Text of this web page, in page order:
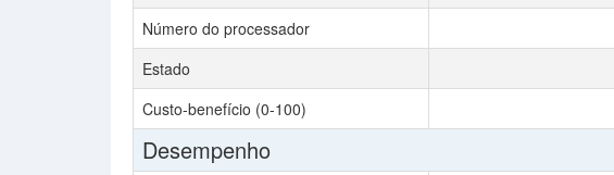
Número do processador
Estado
Custo-benefício (0-100)
Desempenho